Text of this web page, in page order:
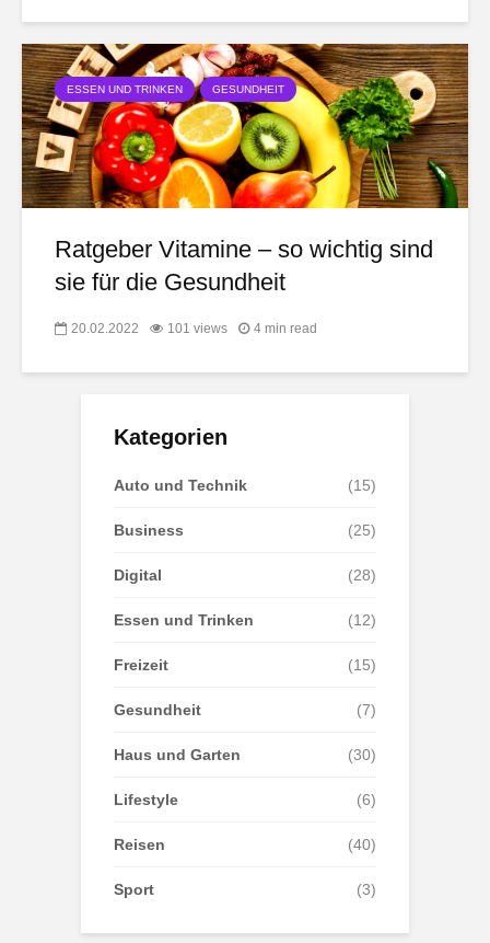
ESSEN UND TRINKEN GESUNDHEIT
Ratgeber Vitamine – so wichtig sind
sie für die Gesundheit
20.02.2022 101 views 4 min read
Kategorien
Auto und Technik (15)
Business (25)
Digital (28)
Essen und Trinken (12)
Freizeit (15)
Gesundheit (7)
Haus und Garten (30)
Lifestyle (6)
Reisen (40)
Sport (3)